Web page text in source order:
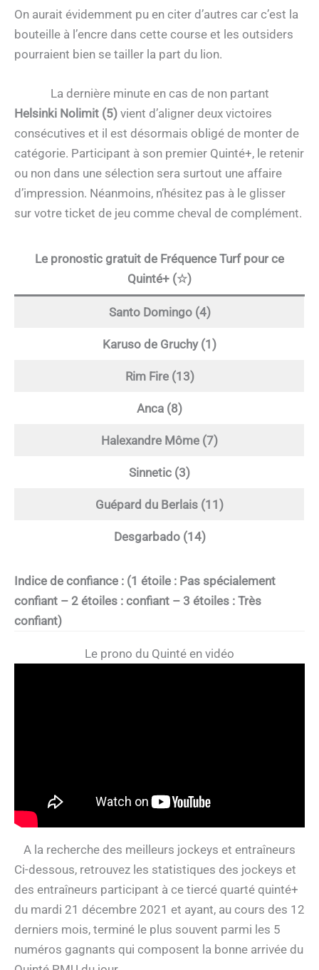
On aurait évidemment pu en citer d’autres car c’est la
bouteille à l’encre dans cette course et les outsiders
pourraient bien se tailler la part du lion.
La dernière minute en cas de non partant
Helsinki Nolimit (5) vient d’aligner deux victoires
consécutives et il est désormais obligé de monter de
catégorie. Participant à son premier Quinté+, le retenir
ou non dans une sélection sera surtout une affaire
d’impression. Néanmoins, n’hésitez pas à le glisser
sur votre ticket de jeu comme cheval de complément.
Le pronostic gratuit de Fréquence Turf pour ce
Quinté+ (☆)
Santo Domingo (4)
Karuso de Gruchy (1)
Rim Fire (13)
Anca (8)
Halexandre Môme (7)
Sinnetic (3)
Guépard du Berlais (11)
Desgarbado (14)
Indice de confiance : (1 étoile : Pas spécialement
confiant – 2 étoiles : confiant – 3 étoiles : Très
confiant)
Le prono du Quinté en vidéo
A la recherche des meilleurs jockeys et entraîneurs
Ci-dessous, retrouvez les statistiques des jockeys et
des entraîneurs participant à ce tiercé quarté quinté+
du mardi 21 décembre 2021 et ayant, au cours des 12
derniers mois, terminé le plus souvent parmi les 5
numéros gagnants qui composent la bonne arrivée du